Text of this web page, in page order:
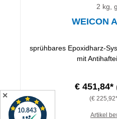
2 kg,
WEICON
sprühbares Epoxidharz-
mit
€ 451,84*
(€
Artikel
✕